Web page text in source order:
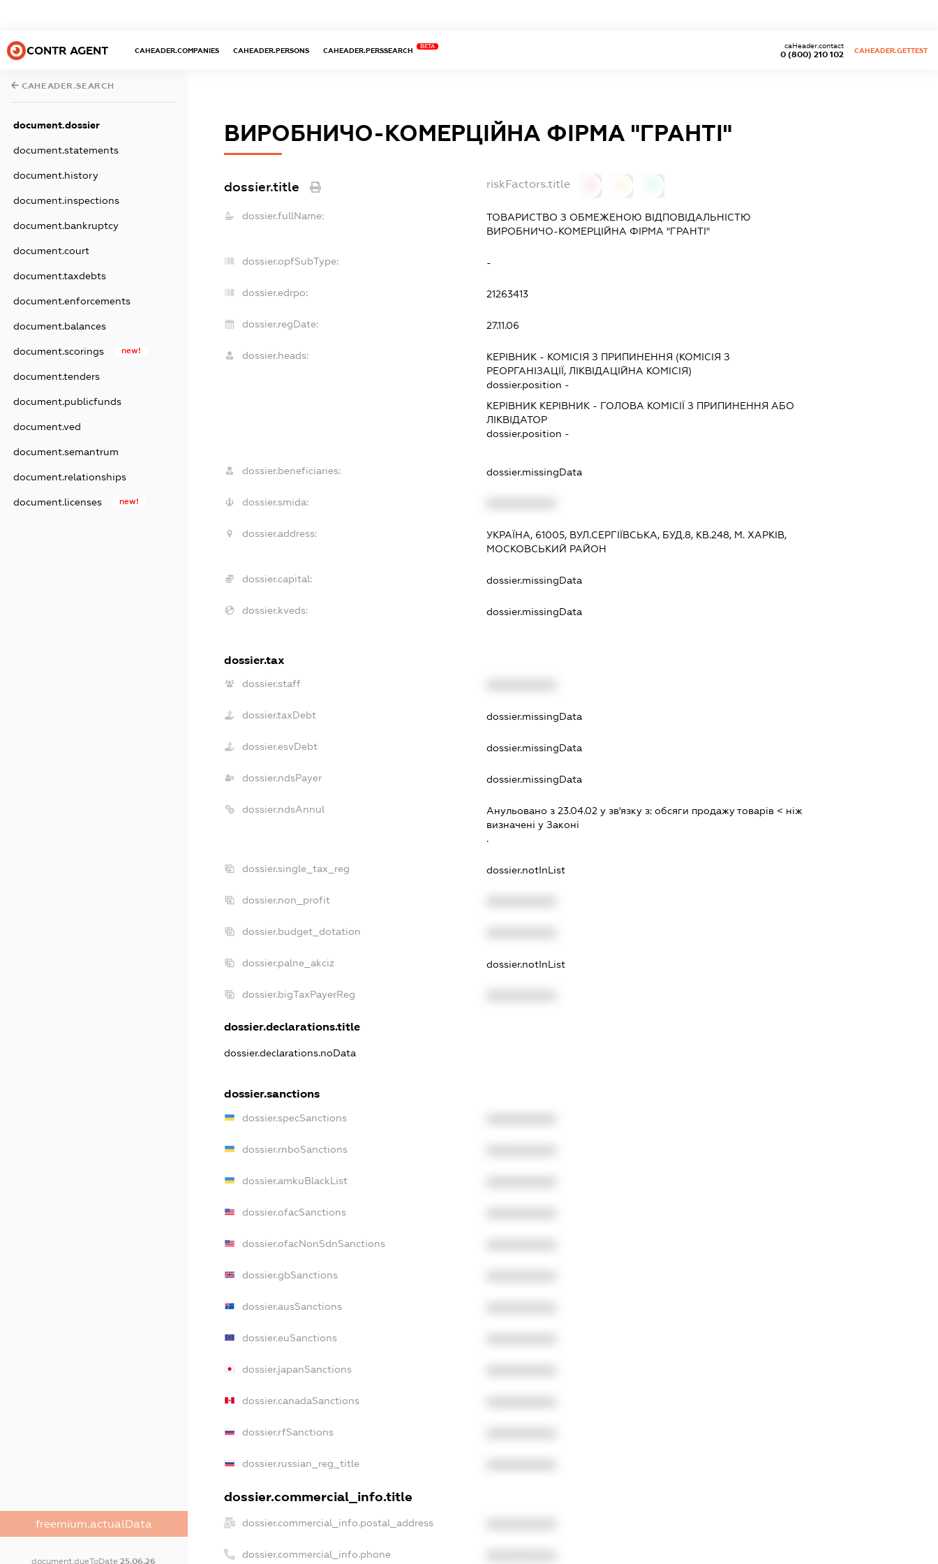
CONTR AGENT CAHEADER.COMPANIES CAHEADER.PERSONS CAHEADER.PERSSEARCH
BETA
0 (800) 210 102
caHeader.contact
CAHEADER.GETTEST
CAHEADER.SEARCH
document.dossier
document.statements
document.history
document.inspections
document.bankruptcy
document.court
document.taxdebts
document.enforcements
document.balances
document.scorings new!
document.tenders
document.publicfunds
document.ved
document.semantrum
document.relationships
document.licenses new!
freemium.actualData
document.dueToDate25.06.26
ВИРОБНИЧО-КОМЕРЦІЙНА ФІРМА "ГРАНТІ"
dossier.title riskFactors.title
dossier.fullName:
ТОВАРИСТВО З ОБМЕЖЕНОЮ ВІДПОВІДАЛЬНІСТЮ
ВИРОБНИЧО-КОМЕРЦІЙНА ФІРМА "ГРАНТІ"
dossier.opfSubType: -
dossier.edrpo: 21263413
dossier.regDate: 27.11.06
dossier.heads: КЕРІВНИК - КОМІСІЯ З ПРИПИНЕННЯ (КОМІСІЯ З
РЕОРГАНІЗАЦІЇ, ЛІКВІДАЦІЙНА КОМІСІЯ)
dossier.position -
КЕРІВНИК КЕРІВНИК - ГОЛОВА КОМІСІЇ З ПРИПИНЕННЯ АБО
ЛІКВІДАТОР
dossier.position -
dossier.beneficiaries: dossier.missingData
dossier.smida:
dossier.address:
УКРАЇНА, 61005, ВУЛ.СЕРГІЇВСЬКА, БУД.8, КВ.248, М. ХАРКІВ,
МОСКОВСЬКИЙ РАЙОН
dossier.capital: dossier.missingData
dossier.kveds: dossier.missingData
dossier.tax
dossier.staff
dossier.taxDebt dossier.missingData
dossier.esvDebt dossier.missingData
dossier.ndsPayer dossier.missingData
dossier.ndsAnnul Анульовано з 23.04.02 у зв'язку з:обсяги продажу товарiв < нiж
визначенi у Законi
.
dossier.single_tax_reg dossier.notInList
dossier.non_profit
dossier.budget_dotation
dossier.palne_akciz dossier.notInList
dossier.bigTaxPayerReg
dossier.declarations.title
dossier.declarations.noData
dossier.sanctions
dossier.specSanctions
dossier.rnboSanctions
dossier.amkuBlackList
dossier.ofacSanctions
dossier.ofacNonSdnSanctions
dossier.gbSanctions
dossier.ausSanctions
dossier.euSanctions
dossier.japanSanctions
dossier.canadaSanctions
dossier.rfSanctions
dossier.russian_reg_title
dossier.commercial_info.title
dossier.commercial_info.postal_address
dossier.commercial_info.phone